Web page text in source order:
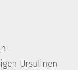
Ursulinen